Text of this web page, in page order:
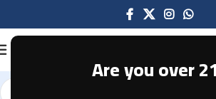
Are you over